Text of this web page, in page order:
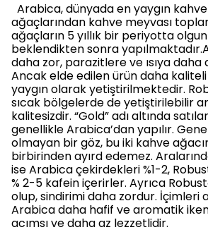
Arabica, dünyada en yaygın
ağaçlarından kahve meyvası
ağaçların 5 yıllık bir periyotta
beklendikten sonra
daha zor, parazitlere ve ısıya daha
Ancak elde edilen ürün daha
yaygın olarak yetiştirilmektedir.
sıcak bölgelerde de yetiştirilebilir
kalitesizdir. “Gold” adı altında
genellikle Arabica’dan yapılır.
olmayan bir göz, bu iki kahve
birbirinden ayırd edemez.
ise Arabica çekirdekleri %1-2,
% 2-5 kafein içerirler. Ayrıca
olup, sindirimi daha zordur. İçimleri
Arabica daha hafif ve aromatik
acımsı ve daha az lezzetlidir.